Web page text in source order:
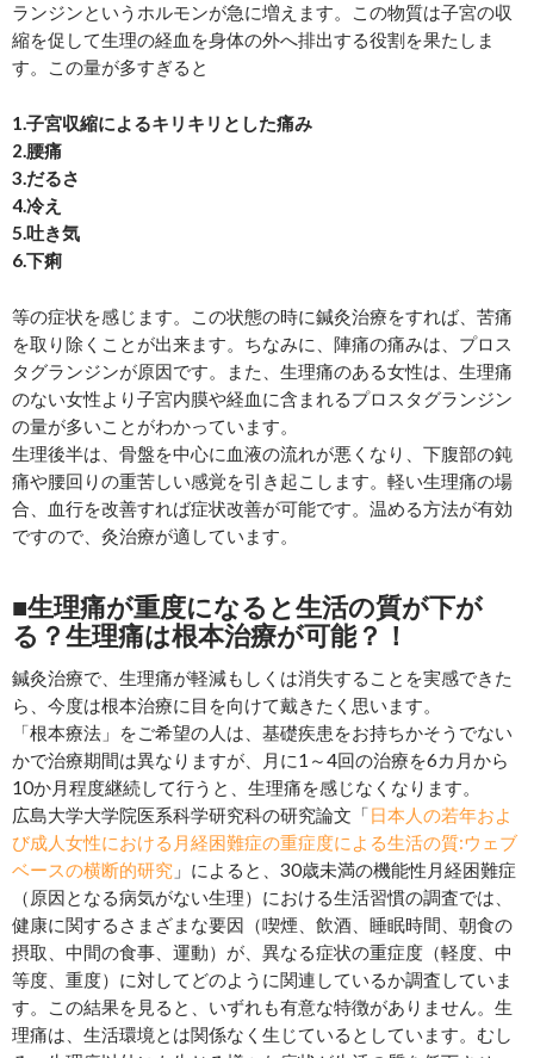
ランジンというホルモンが急に増えます。この物質は子宮の収
縮を促して生理の経血を身体の外へ排出する役割を果たしま
す。この量が多すぎると
1.子宮収縮によるキリキリとした痛み
2.腰痛
3.だるさ
4.冷え
5.吐き気
6.下痢
等の症状を感じます。この状態の時に鍼灸治療をすれば、苦痛
を取り除くことが出来ます。ちなみに、陣痛の痛みは、プロス
タグランジンが原因です。また、生理痛のある女性は、生理痛
のない女性より子宮内膜や経血に含まれるプロスタグランジン
の量が多いことがわかっています。
生理後半は、骨盤を中心に血液の流れが悪くなり、下腹部の鈍
痛や腰回りの重苦しい感覚を引き起こします。軽い生理痛の場
合、血行を改善すれば症状改善が可能です。温める方法が有効
ですので、灸治療が適しています。
■生理痛が重度になると生活の質が下が
る？生理痛は根本治療が可能？！
鍼灸治療で、生理痛が軽減もしくは消失することを実感できた
ら、今度は根本治療に目を向けて戴きたく思います。
「根本療法」をご希望の人は、基礎疾患をお持ちかそうでない
かで治療期間は異なりますが、月に1～4回の治療を6カ月から
10か月程度継続して行うと、生理痛を感じなくなります。
広島大学大学院医系科学研究科の研究論文「日本人の若年およ
び成人女性における月経困難症の重症度による生活の質:ウェブ
ベースの横断的研究 」によると、30歳未満の機能性月経困難症
（原因となる病気がない生理）における生活習慣の調査では、
健康に関するさまざまな要因（喫煙、飲酒、睡眠時間、朝食の
摂取、中間の食事、運動）が、異なる症状の重症度（軽度、中
等度、重度）に対してどのように関連しているか調査していま
す。この結果を見ると、いずれも有意な特徴がありません。生
理痛は、生活環境とは関係なく生じているとしています。むし